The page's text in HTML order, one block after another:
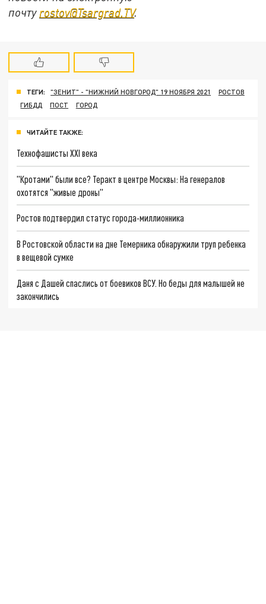
почту rostov@Tsargrad.ТV.
ТЕГИ: "ЗЕНИТ" - "НИЖНИЙ НОВГОРОД" 19 НОЯБРЯ 2021
РОСТОВ
ГИБДД
ПОСТ ГОРОД
ЧИТАЙТЕ ТАКЖЕ:
Технофашисты XXI века
"Кротами" были все? Теракт в центре Москвы: На генералов
охотятся "живые дроны"
Ростов подтвердил статус города-миллионника
В Ростовской области на дне Темерника обнаружили труп ребенка
в вещевой сумке
Даня с Дашей спаслись от боевиков ВСУ. Но беды для малышей не
закончились